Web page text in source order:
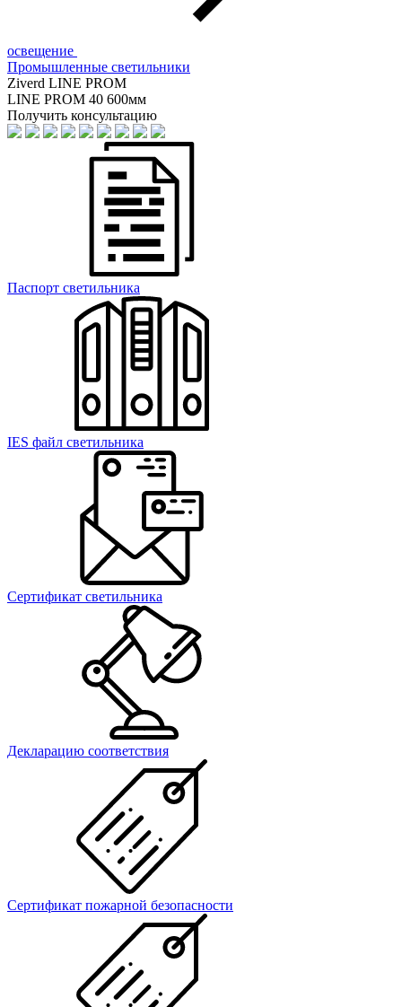
освещение
Промышленные светильники
Ziverd LINE PROM
LINE PROM 40 600мм
Получить консультацию
Паспорт светильника
IES файл светильника
Сертификат светильника
Декларацию соответствия
Сертификат пожарной безопасности